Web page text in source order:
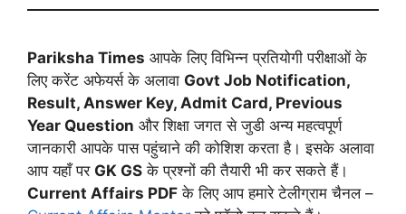
Pariksha Times आपके लिए विभिन्न प्रतियोगी परीक्षाओं के
लिए करेंट अफेयर्स के अलावा Govt Job Notification,
Result, Answer Key, Admit Card, Previous
Year Question और शिक्षा जगत से जुडी अन्य महत्वपूर्ण
जानकारी आपके पास पहुंचाने की कोशिश करता है। इसके अलावा
आप यहाँ पर GK GS के प्रश्नों की तैयारी भी कर सकते हैं।
Current Affairs PDF के लिए आप हमारे टेलीग्राम चैनल –